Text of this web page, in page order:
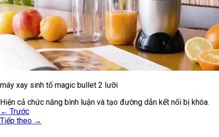
máy xay sinh tố magic bullet 2 lưỡi
Hiện cả chức năng bình luận và tạo đường dẫn kết nối bị khóa.
← Trước
Tiếp theo →